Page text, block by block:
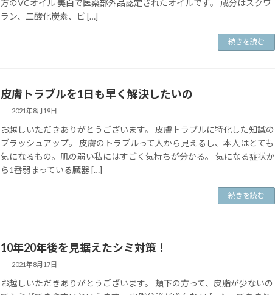
方のVCオイル 美白で医薬部外品認定されたオイルです。 成分はスクワ
ラン、二酸化炭素、ビ […]
続きを読む
皮膚トラブルを1日も早く解決したいの
2021年8月19日
お越しいただきありがとうございます。 皮膚トラブルに特化した知識の
ブラッシュアップ。 皮膚のトラブルって人から見えるし、本人はとても
気になるもの。肌の弱い私にはすごく気持ちが分かる。 気になる症状か
ら1番弱まっている臓器 […]
続きを読む
10年20年後を見据えたシミ対策！
2021年8月17日
お越しいただきありがとうございます。 頬下の方って、皮脂が少ないの